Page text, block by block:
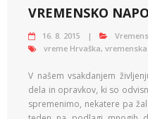
VREMENSKO
16. 8. 2015
vreme Hrvaška,
V našem vsakdanjem
dela in opravkov, ki so
spremenimo, nekatere pa